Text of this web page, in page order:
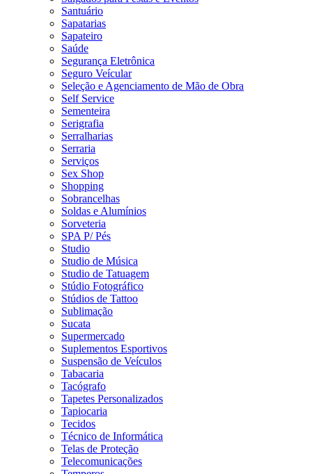
Santuário
Sapatarias
Sapateiro
Saúde
Segurança Eletrônica
Seguro Veícular
Seleção e Agenciamento de Mão de Obra
Self Service
Sementeira
Serigrafia
Serralharias
Serraria
Serviços
Sex Shop
Shopping
Sobrancelhas
Soldas e Alumínios
Sorveteria
SPA P/ Pés
Studio
Studio de Música
Studio de Tatuagem
Stúdio Fotográfico
Stúdios de Tattoo
Sublimação
Sucata
Supermercado
Suplementos Esportivos
Suspensão de Veículos
Tabacaria
Tacógrafo
Tapetes Personalizados
Tapiocaria
Tecidos
Técnico de Informática
Telas de Proteção
Telecomunicações